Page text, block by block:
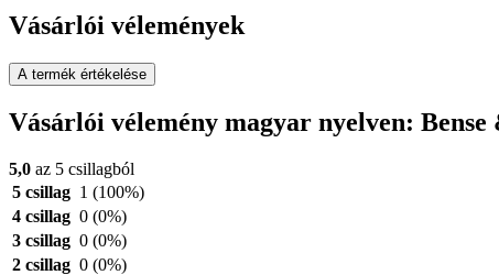
Vásárlói vélemények
A termék értékelése
Vásárlói vélemény magyar nyelven:
5,0 az 5 csillagból
5 csillag 1 (100%)
4 csillag 0 (0%)
3 csillag 0 (0%)
2 csillag 0 (0%)